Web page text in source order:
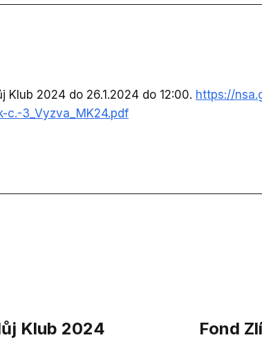
Klub 2024 do 26.1.2024 do 12:00. https://
c.-3_Vyzva_MK24.pdf
Klub 2024
Fond